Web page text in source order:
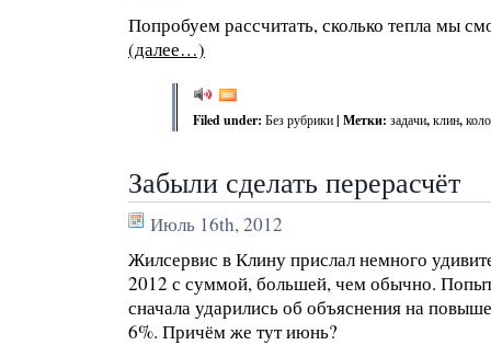
Попробуем рассчитать, сколько тепла мы
(далее…)
Filed under: Без рубрики| Метки: задачи,клин,
Забыли сделать перерасчёт
Июль 16th, 2012
Жилсервис в Клину прислал немного
2012 с суммой, большей, чем обычно.
сначала ударились об объяснения на
6%. Причём же тут июнь?